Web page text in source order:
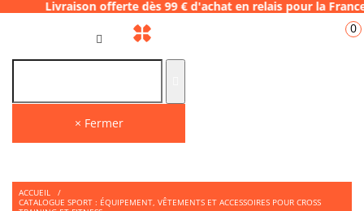
offerte dès 99 € d'achat en relais
× Fermer
0
ACCUEIL
/
CATALOGUE SPORT : ÉQUIPEMENT, VÊTEMENTS ET ACCESSOIRES POUR CROSS